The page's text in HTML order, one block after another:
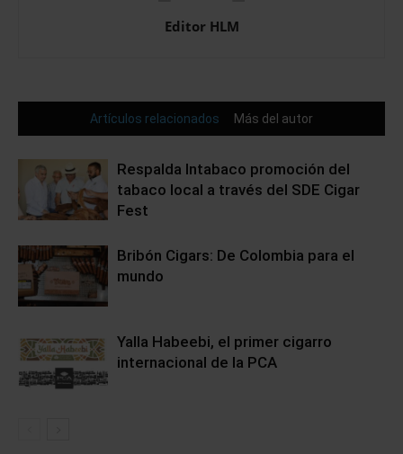
Editor HLM
Artículos relacionados Más del autor
Respalda Intabaco promoción del
tabaco local a través del SDE Cigar
Fest
Bribón Cigars: De Colombia para el
mundo
Yalla Habeebi, el primer cigarro
internacional de la PCA